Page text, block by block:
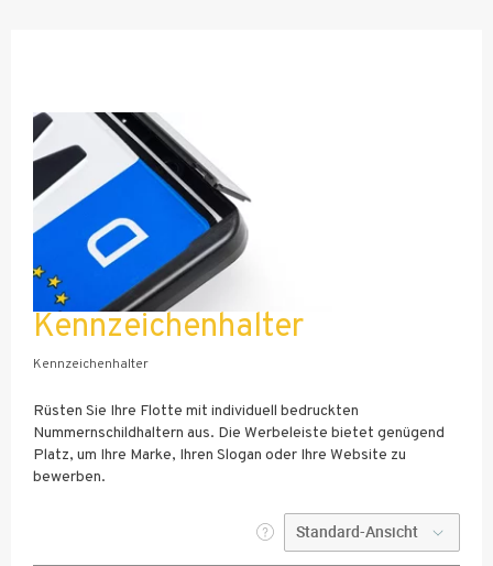
Kennzeichenhalter
Kennzeichenhalter
Rüsten Sie Ihre Flotte mit individuell bedruckten
Nummernschildhaltern aus. Die Werbeleiste bietet genügend
Platz, um Ihre Marke, Ihren Slogan oder Ihre Website zu
bewerben.